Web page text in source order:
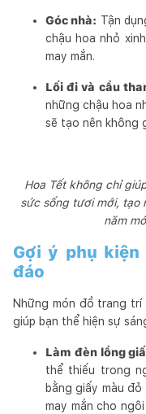
Góc nhà: Tận
chậu hoa nhỏ
may mắn.
Lối đi và cầu
những chậu hoa
sẽ tạo nên không
Hoa Tết không chỉ
sức sống tươi mới, tạo
năm
Gợi ý phụ
đáo
Những món đồ trang trí
giúp bạn thể hiện sự
Làm đèn lồng
thể thiếu trong
bằng giấy màu
may mắn cho